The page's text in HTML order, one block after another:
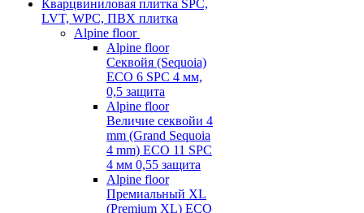
Кварцвиниловая плитка SPC,
LVT, WPC, ПВХ плитка
Alpine floor
Alpine floor
Секвойя (Sequoia)
ECO 6 SPC 4 мм,
0,5 защита
Alpine floor
Величие секвойи 4
mm (Grand Sequoia
4 mm) ECO 11 SPC
4 мм 0,55 защита
Alpine floor
Премиальный XL
(Premium XL) ECO